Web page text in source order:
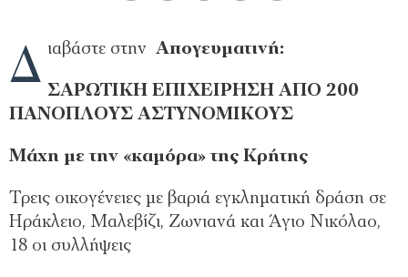
Δ ιαβάστε στην Απογευματινή:
ΣΑΡΩΤΙΚΗ ΕΠΙΧΕΙΡΗΣΗ ΑΠΟ 200
ΠΑΝΟΠΛΟΥΣ ΑΣΤΥΝΟΜΙΚΟΥΣ
Μάχη με την «καμόρα» της Κρήτης
Τρεις οικογένειες με βαριά εγκληματική δράση σε
Ηράκλειο, Μαλεβίζι, Ζωνιανά και Άγιο Νικόλαο,
18 οι συλλήψεις